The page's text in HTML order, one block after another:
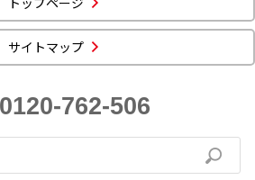
案内
ドシアター
の発生の有無について
いてTOP
法人のお客さま
English
してください。
サイトマップ
0120-762-506